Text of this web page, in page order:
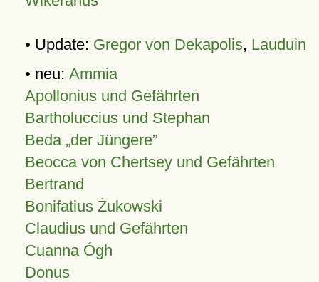
• Update: Gregor von Dekapolis, Lauduin
• neu: Ammia
Apollonius und Gefährten
Bartholuccius und Stephan
Beda „der Jüngere”
Beocca von Chertsey und Gefährten
Bertrand
Bonifatius Żukowski
Claudius und Gefährten
Cuanna Ógh
Donus